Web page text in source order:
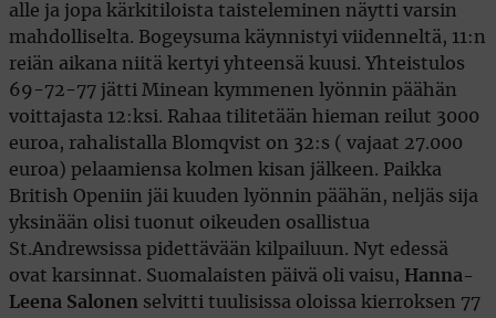
alle ja jopa kärkitiloista taisteleminen näytti varsin
mahdolliselta. Bogeysuma käynnistyi viidenneltä, 11:n
reiän aikana niitä kertyi yhteensä kuusi. Yhteistulos
69-72-77 jätti Minean kymmenen lyönnin päähän
voittajasta 12:ksi. Rahaa tilitetään hieman reilut 3000
euroa, rahalistalla Blomqvist on 32:s ( vajaat 27.000
euroa) pelaamiensa kolmen kisan jälkeen. Paikka
British Openiin jäi kuuden lyönnin päähän, neljäs sija
yksinään olisi tuonut oikeuden osallistua
St.Andrewsissa pidettävään kilpailuun. Nyt edessä
ovat karsinnat. Suomalaisten päivä oli vaisu, Hanna-
Leena Salonen selvitti tuulisissa oloissa kierroksen 77